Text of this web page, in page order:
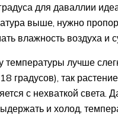
для даваллии
выше, нужно
влажность воздуха и
температуры лучше
градусов), так
с нехваткой света.
и холод,